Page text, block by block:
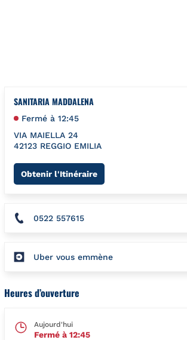
SANITARIA MADDALENA
Fermé à 12:45
VIA MAIELLA 24
42123 REGGIO EMILIA
Obtenir l'ItinéraireLink Opens in New Tab
0522 557615
Uber vous emmène
Heures d’ouverture
Aujourd'hui
Fermé à 12:45